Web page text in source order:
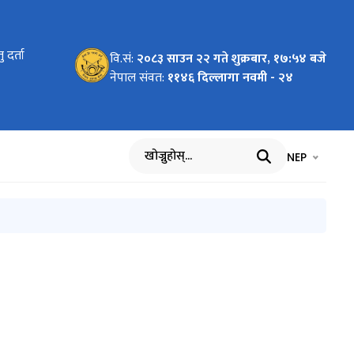
आशयको
वि.सं: २०८३ साउन २२ गते शुक्रबार, १७:५४ बजे
नेपाल संवत: ११४६ दिल्लागा नवमी - २४
खोज्नुहोस् भाषा चयन
NEP